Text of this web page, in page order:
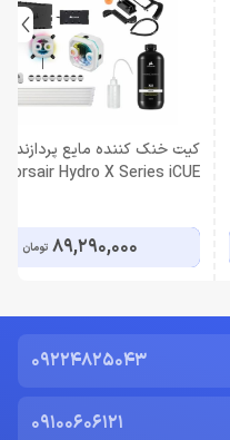
کیت خنک کننده مایع پردازنده
Corsair Hydro X Series iCUE
89,290,000 تومان
09224825043
09100606121